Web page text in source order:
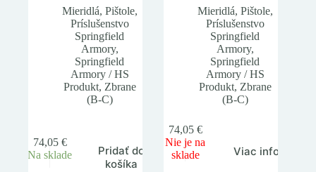
Mieridlá, Pištole,
Príslušenstvo
Springfield
Armory,
Springfield
Armory / HS
Produkt, Zbrane
(B-C)
74,05 €
Na sklade
Pridať do
košíka
Mieridlá, Pištole,
Príslušenstvo
Springfield
Armory,
Springfield
Armory / HS
Produkt, Zbrane
(B-C)
74,05 €
Nie je na
sklade
Viac info